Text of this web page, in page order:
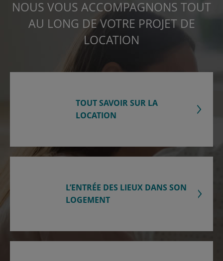
NOUS VOUS ACCOMPAGNONS TOUT
AU LONG DE VOTRE PROJET DE
LOCATION
TOUT SAVOIR SUR LA
LOCATION
L’ENTRÉE DES LIEUX DANS SON
LOGEMENT